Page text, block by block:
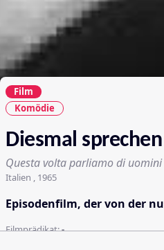
Film
Komödie
Diesmal
Questa volta parliamo di uomini
Italien , 1965
Episodenfilm, der von der
Filmprädikat:-